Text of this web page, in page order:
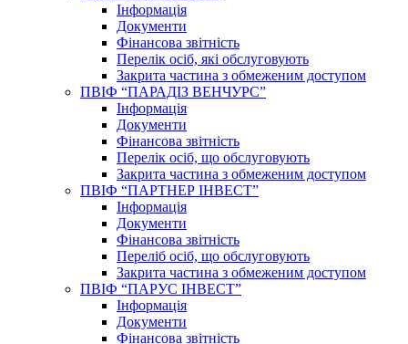
Інформація
Документи
Фінансова звітність
Перелік осіб, які обслуговують
Закрита частина з обмеженим доступом
ПВІФ “ПАРАДІЗ ВЕНЧУРС”
Інформація
Документи
Фінансова звітність
Перелік осіб, що обслуговують
Закрита частина з обмеженим доступом
ПВІФ “ПАРТНЕР ІНВЕСТ”
Інформація
Документи
Фінансова звітність
Переліб осіб, що обслуговують
Закрита частина з обмеженим доступом
ПВІФ “ПАРУС ІНВЕСТ”
Інформація
Документи
Фінансова звітність